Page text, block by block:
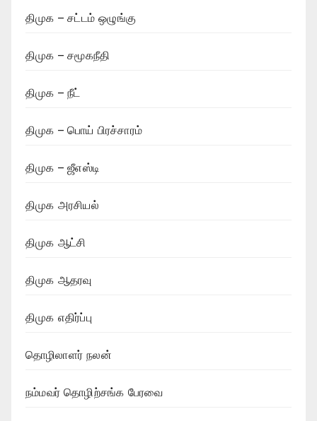
திமுக – சட்டம் ஒழுங்கு
திமுக – சமூகநீதி
திமுக – நீட்
திமுக – பொய் பிரச்சாரம்
திமுக – ஜீஎஸ்டி
திமுக அரசியல்
திமுக ஆட்சி
திமுக ஆதரவு
திமுக எதிர்ப்பு
தொழிலாளர் நலன்
நம்மவர் தொழிற்சங்க பேரவை